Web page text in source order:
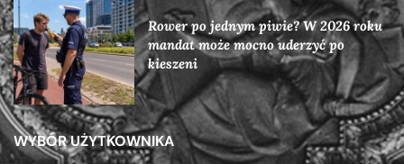
Rower po jednym piwie? W 2026 roku
mandat może mocno uderzyć po
kieszeni
WYBÓR UŻYTKOWNIKA